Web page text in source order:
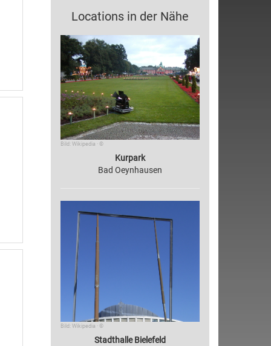
Locations in der Nähe
Bild: Wikipedia · ©
Kurpark
Bad Oeynhausen
Bild: Wikipedia · ©
Stadthalle Bielefeld